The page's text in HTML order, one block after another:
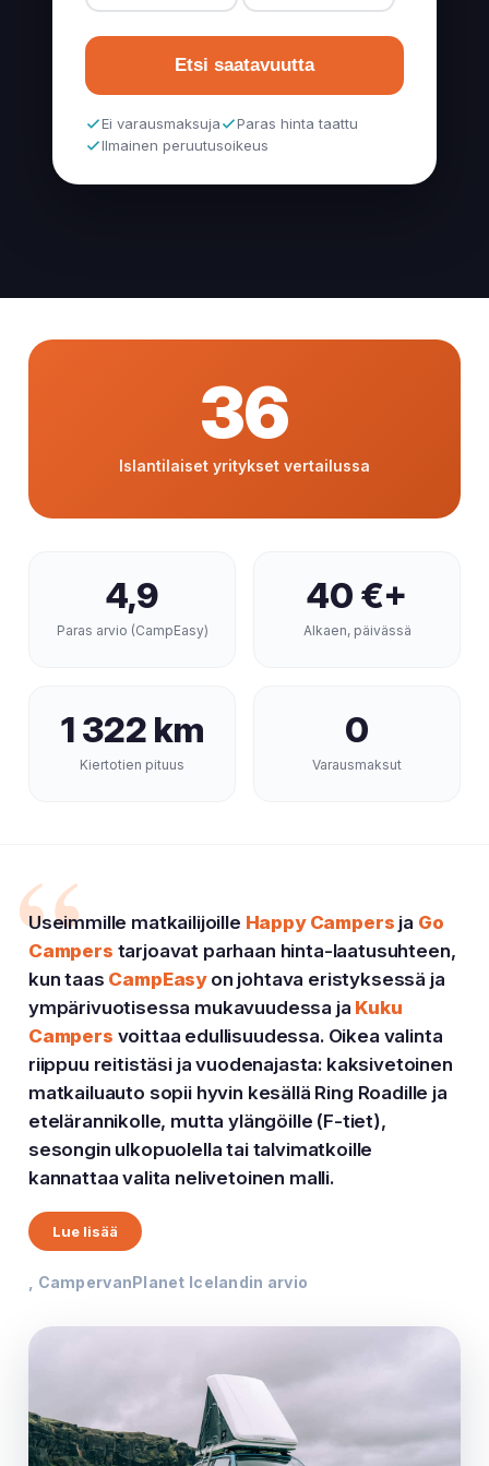
Etsi saatavuutta
Ei varausmaksuja
Paras hinta taattu
Ilmainen peruutusoikeus
36
Islantilaiset yritykset vertailussa
4,9
Paras arvio (CampEasy)
40 €+
Alkaen, päivässä
1 322 km
Kiertotien pituus
0
Varausmaksut
“
Useimmille matkailijoille Happy Campers ja Go
Campers tarjoavat parhaan hinta-laatusuhteen,
kun taas CampEasyon johtava eristyksessä ja
ympärivuotisessa mukavuudessa ja Kuku
Campers voittaa edullisuudessa. Oikea valinta
riippuu reitistäsi ja vuodenajasta: kaksivetoinen
matkailuauto sopii hyvin kesällä Ring Roadille ja
etelärannikolle, mutta ylängöille (F-tiet),
sesongin ulkopuolella tai talvimatkoille
kannattaa valita nelivetoinen malli.
Lue lisää
, CampervanPlanet Icelandin arvio